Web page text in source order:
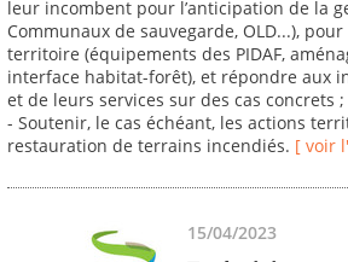
leur incombent pour l’anticipation de la
Communaux de sauvegarde, OLD...),
territoire (équipements des PIDAF,
interface habitat-forêt), et répondre aux
et de leurs services sur des cas concrets ;
- Soutenir, le cas échéant, les actions
restauration de terrains incendiés. [ voir
15/04/2023